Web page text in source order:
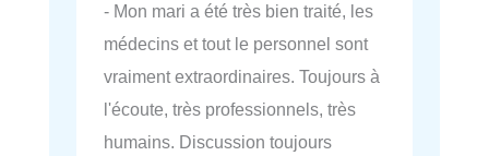
- Mon mari a été très bien traité, les
médecins et tout le personnel sont
vraiment extraordinaires. Toujours à
l'écoute, très professionnels, très
humains. Discussion toujours